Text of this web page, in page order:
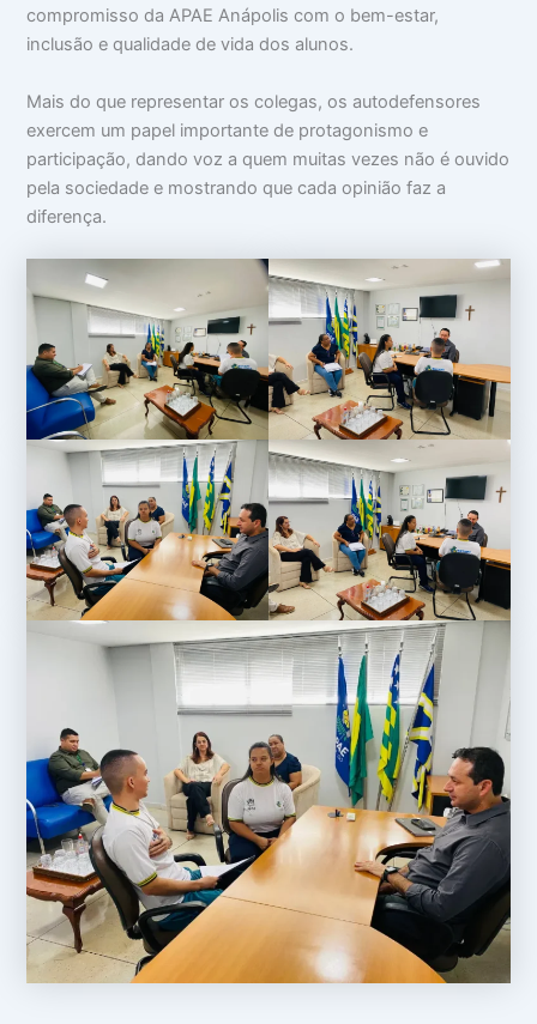
compromisso da APAE Anápolis com o bem-estar,
inclusão e qualidade de vida dos alunos.
Mais do que representar os colegas, os autodefensores
exercem um papel importante de protagonismo e
participação, dando voz a quem muitas vezes não é ouvido
pela sociedade e mostrando que cada opinião faz a
diferença.